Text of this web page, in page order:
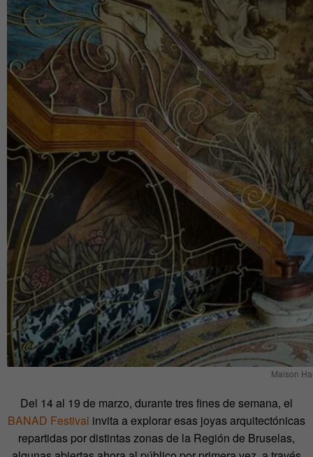
Maison
Del 14 al 19 de marzo, durante tres fines de semana, el
BANAD Festival invita a explorar esas joyas arquitectónicas
repartidas por distintas zonas de la Región de Bruselas,